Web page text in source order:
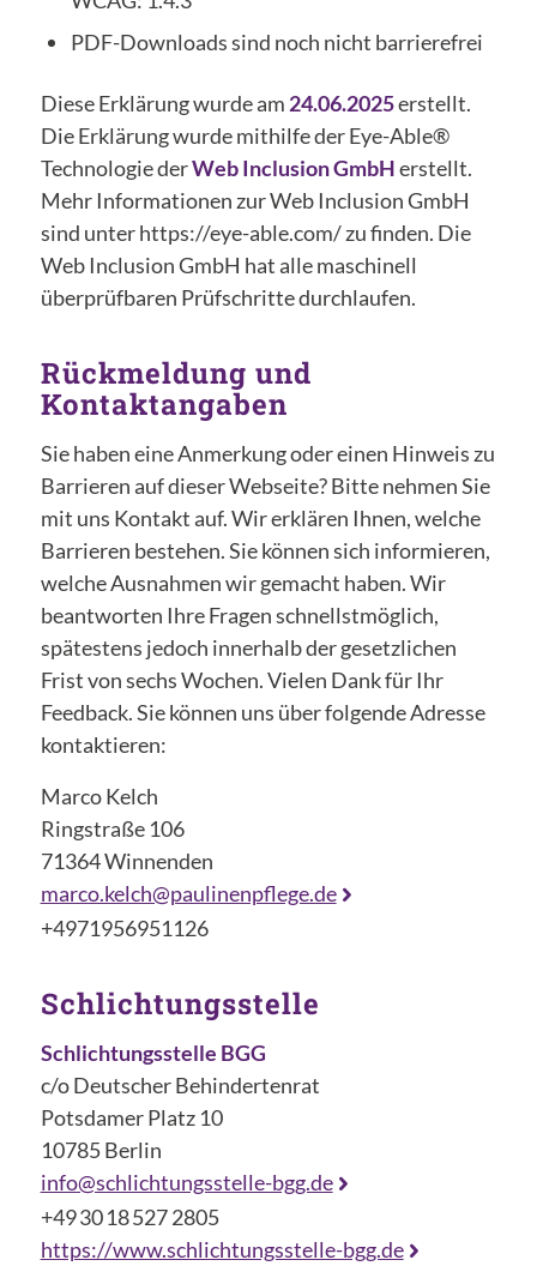
PDF-Downloads sind noch nicht barrierefrei
Diese Erklärung wurde am 24.06.2025erstellt.
Die Erklärung wurde mithilfe der Eye-Able®
Technologie derWeb Inclusion GmbHerstellt.
Mehr Informationen zur Web Inclusion GmbH
sind unter https://eye-able.com/ zu finden. Die
Web Inclusion GmbH hat alle maschinell
überprüfbaren Prüfschritte durchlaufen.
Rückmeldung und
Kontaktangaben
Sie haben eine Anmerkung oder einen Hinweis zu
Barrieren auf dieser Webseite? Bitte nehmen Sie
mit uns Kontakt auf. Wir erklären Ihnen, welche
Barrieren bestehen. Sie können sich informieren,
welche Ausnahmen wir gemacht haben. Wir
beantworten Ihre Fragen schnellstmöglich,
spätestens jedoch innerhalb der gesetzlichen
Frist von sechs Wochen. Vielen Dank für Ihr
Feedback. Sie können uns über folgende Adresse
kontaktieren:
Marco Kelch
Ringstraße 106
71364 Winnenden
marco.kelch@paulinenpflege.de
+4971956951126
Schlichtungsstelle
Schlichtungsstelle BGG
c/o Deutscher Behindertenrat
Potsdamer Platz 10
10785 Berlin
info@schlichtungsstelle-bgg.de
+49 30 18 527 2805
https://www.schlichtungsstelle-bgg.de